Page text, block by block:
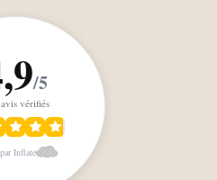
/5
vérifiés
Inflate